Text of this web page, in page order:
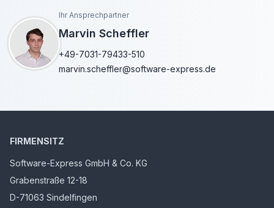
Ihr Ansprechpartner
Marvin Scheffler
+49-7031-79433-510
marvin.scheffler@software-express.de
FIRMENSITZ
Software-Express GmbH & Co. KG
Grabenstraße 12-18
D-71063 Sindelfingen